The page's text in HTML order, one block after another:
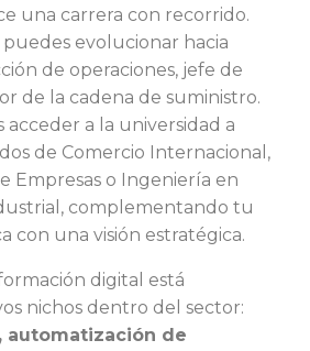
una carrera con recorrido.
puedes evolucionar hacia
de operaciones, jefe de
de la cadena de suministro.
a la universidad a
de Comercio Internacional,
Empresas o Ingeniería en
complementando tu
con una visión estratégica.
digital está
nichos dentro del sector:
automatización de